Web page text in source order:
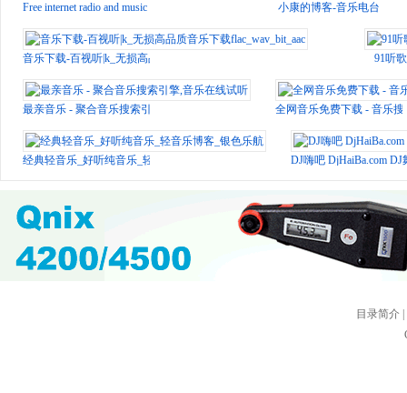
Free internet radio and music streaming online 小康的博客-音乐电台
音乐下载-百视听|k_无损高品质音乐下载flac_wav_bit_aac 91听
最亲音乐 - 聚合音乐搜索引擎,音乐在线试听 全网音乐免费下载 - 音乐
经典轻音乐_好听纯音乐_轻音乐博客_银色乐航 DJ嗨吧 DjHaiBa.com
目录简介